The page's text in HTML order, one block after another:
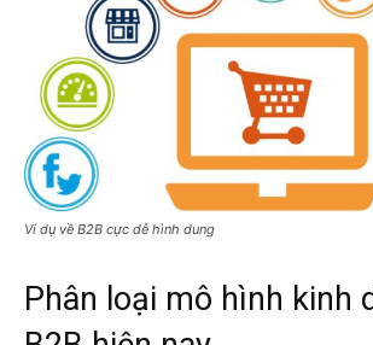
Ví dụ về B2B cực dễ hình dung
Phân loại mô hình kinh